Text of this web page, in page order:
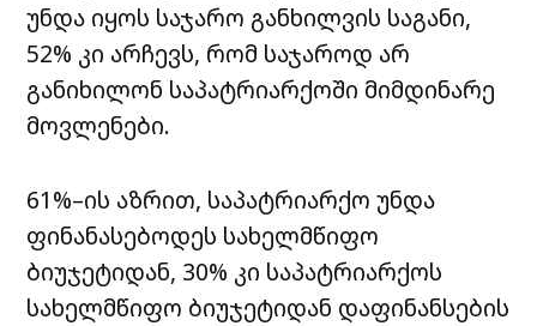
უნდა იყოს საჯარო განხილვის საგანი,
52% კი არჩევს, რომ საჯაროდ არ
განიხილონ საპატრიარქოში მიმდინარე
მოვლენები.
61%–ის აზრით, საპატრიარქო უნდა
ფინანასებოდეს სახელმწიფო
ბიუჯეტიდან, 30% კი საპატრიარქოს
სახელმწიფო ბიუჯეტიდან დაფინანსების